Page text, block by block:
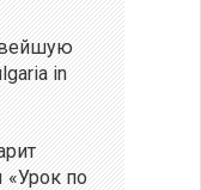
in
«Урок по